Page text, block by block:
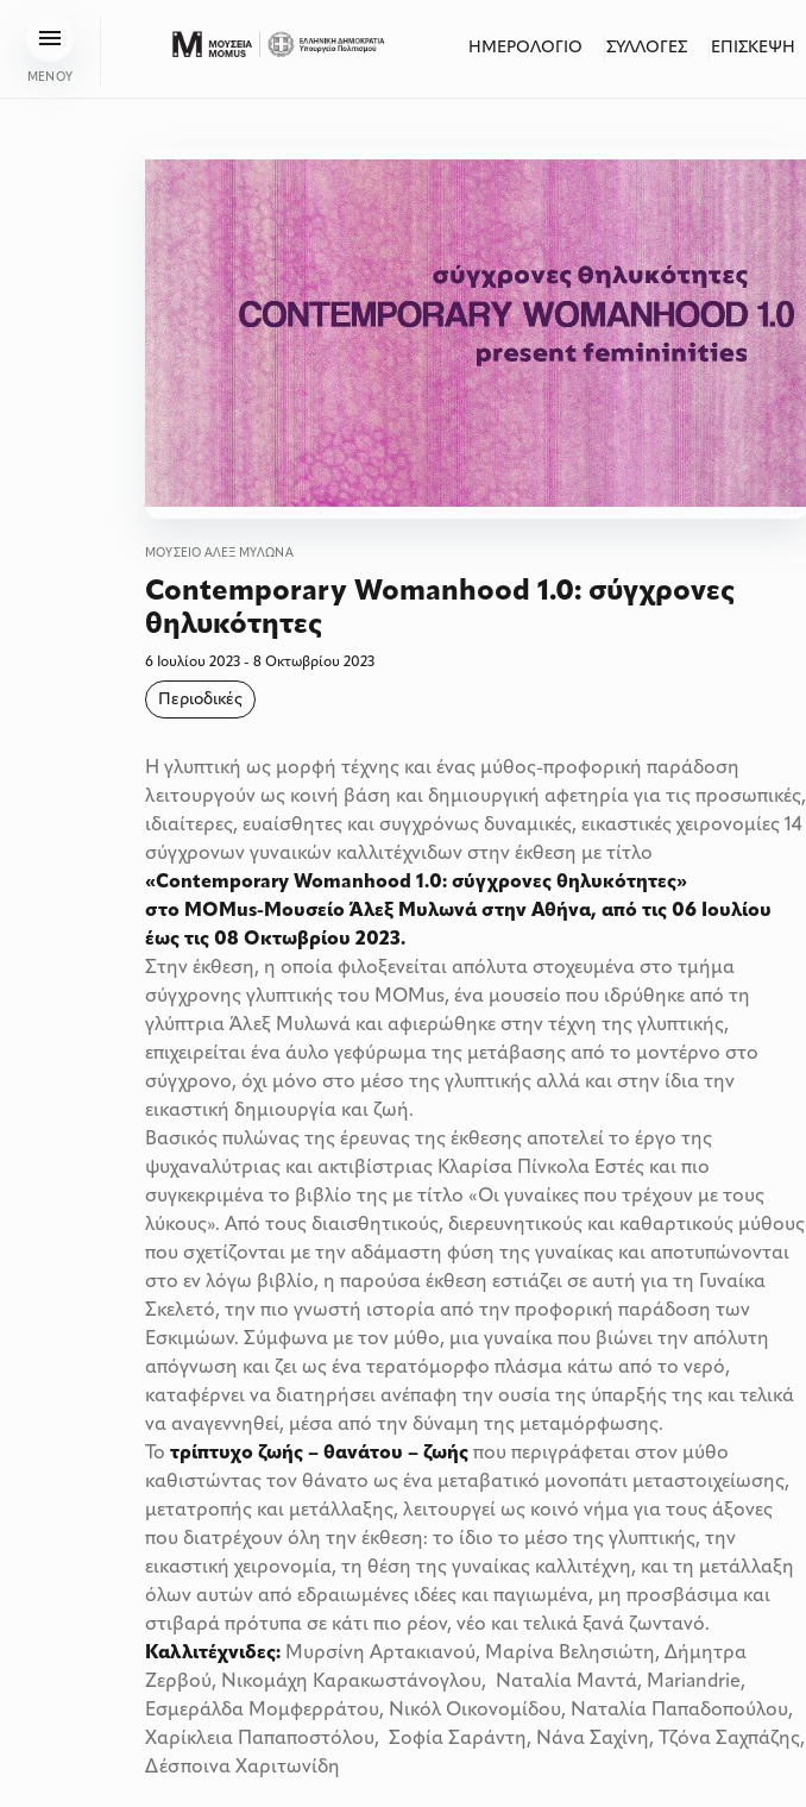
ΜΕΝΟΥ
ΗΜΕΡΟΛΟΓΙΟ ΣΥΛΛΟΓΕΣ ΕΠΙΣΚΕΨΗ
ΜΟΥΣΕΊΟ ΆΛΕΞ ΜΥΛΩΝΆ
Contemporary Womanhood 1.0: σύγχρονες
θηλυκότητες
6 Ιουλίου 2023 - 8 Οκτωβρίου 2023
Περιοδικές
Η γλυπτική ως μορφή τέχνης και ένας μύθος-προφορική παράδοση
λειτουργούν ως κοινή βάση και δημιουργική αφετηρία για τις προσωπικές,
ιδιαίτερες, ευαίσθητες και συγχρόνως δυναμικές, εικαστικές χειρονομίες 14
σύγχρονων γυναικών καλλιτέχνιδων στην έκθεση με τίτλο
«Contemporary Womanhood 1.0: σύγχρονες θηλυκότητες»
στο MOMus-Μουσείο Άλεξ Μυλωνά στην Αθήνα, από τις 06 Ιουλίου
έως τις 08 Οκτωβρίου 2023.
Στην έκθεση, η οποία φιλοξενείται απόλυτα στοχευμένα στο τμήμα
σύγχρονης γλυπτικής του MOMus, ένα μουσείο που ιδρύθηκε από τη
γλύπτρια Άλεξ Μυλωνά και αφιερώθηκε στην τέχνη της γλυπτικής,
επιχειρείται ένα άυλο γεφύρωμα της μετάβασης από το μοντέρνο στο
σύγχρονο, όχι μόνο στο μέσο της γλυπτικής αλλά και στην ίδια την
εικαστική δημιουργία και ζωή.
Βασικός πυλώνας της έρευνας της έκθεσης αποτελεί το έργο της
ψυχαναλύτριας και ακτιβίστριας Κλαρίσα Πίνκολα Εστές και πιο
συγκεκριμένα το βιβλίο της με τίτλο «Οι γυναίκες που τρέχουν με τους
λύκους». Από τους διαισθητικούς, διερευνητικούς και καθαρτικούς μύθους
που σχετίζονται με την αδάμαστη φύση της γυναίκας και αποτυπώνονται
στο εν λόγω βιβλίο, η παρούσα έκθεση εστιάζει σε αυτή για τη Γυναίκα
Σκελετό, την πιο γνωστή ιστορία από την προφορική παράδοση των
Εσκιμώων. Σύμφωνα με τον μύθο, μια γυναίκα που βιώνει την απόλυτη
απόγνωση και ζει ως ένα τερατόμορφο πλάσμα κάτω από το νερό,
καταφέρνει να διατηρήσει ανέπαφη την ουσία της ύπαρξής της και τελικά
να αναγεννηθεί, μέσα από την δύναμη της μεταμόρφωσης.
Το τρίπτυχο ζωής – θανάτου – ζωής που περιγράφεται στον μύθο
καθιστώντας τον θάνατο ως ένα μεταβατικό μονοπάτι μεταστοιχείωσης,
μετατροπής και μετάλλαξης, λειτουργεί ως κοινό νήμα για τους άξονες
που διατρέχουν όλη την έκθεση: το ίδιο το μέσο της γλυπτικής, την
εικαστική χειρονομία, τη θέση της γυναίκας καλλιτέχνη, και τη μετάλλαξη
όλων αυτών από εδραιωμένες ιδέες και παγιωμένα, μη προσβάσιμα και
στιβαρά πρότυπα σε κάτι πιο ρέον, νέο και τελικά ξανά ζωντανό.
Καλλιτέχνιδες: Μυρσίνη Αρτακιανού, Μαρίνα Βελησιώτη, Δήμητρα
Ζερβού, Νικομάχη Καρακωστάνογλου, Ναταλία Μαντά, Mariandrie,
Εσμεράλδα Μομφερράτου, Νικόλ Οικονομίδου, Ναταλία Παπαδοπούλου,
Χαρίκλεια Παπαποστόλου, Σοφία Σαράντη, Νάνα Σαχίνη, Τζόνα Σαχπάζης,
Δέσποινα Χαριτωνίδη